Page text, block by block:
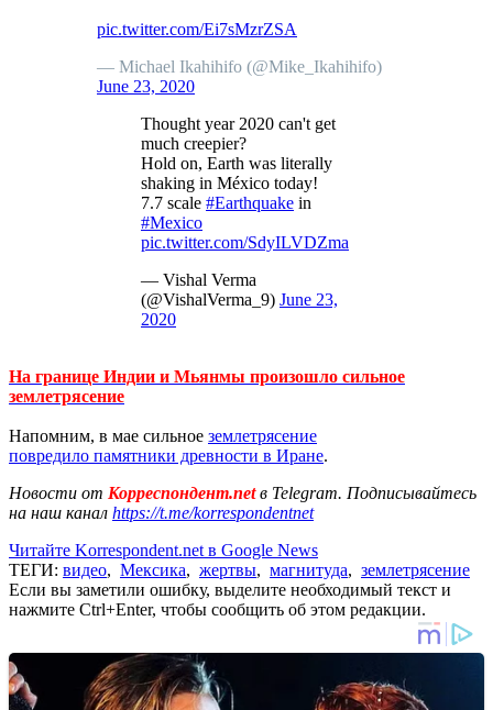
pic.twitter.com/Ei7sMzrZSA
— Michael Ikahihifo (@Mike_Ikahihifo)
June 23, 2020
Thought year 2020 can't get
much creepier?
Hold on, Earth was literally
shaking in México today!
7.7 scale #Earthquake in
#Mexico
pic.twitter.com/SdyILVDZma
— Vishal Verma
(@VishalVerma_9) June 23,
2020
На границе Индии и Мьянмы произошло сильное
землетрясение
Напомним, в мае сильное землетрясение
повредило памятники древности в Иране.
Новости от Корреспондент.netв Telegram. Подписывайтесь
на наш канал https://t.me/korrespondentnet
Читайте Korrespondent.net в Google News
ТЕГИ: видео, Мексика, жертвы, магнитуда, землетрясение
Если вы заметили ошибку, выделите необходимый текст и
нажмите Ctrl+Enter, чтобы сообщить об этом редакции.